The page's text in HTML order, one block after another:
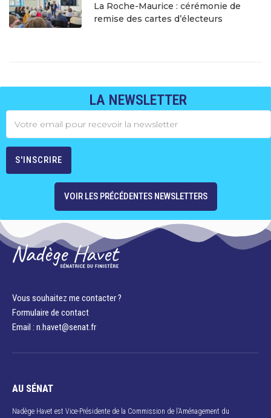
La Roche-Maurice : cérémonie de
remise des cartes d’électeurs
LA NEWSLETTER
VOIR LES PRÉCÉDENTES NEWSLETTERS
Vous souhaitez me contacter ?
Formulaire de contact
Email : n.havet@senat.fr​
AU SÉNAT
Nadège Havet est Vice-Présidente de la Commission de l’Aménagement du